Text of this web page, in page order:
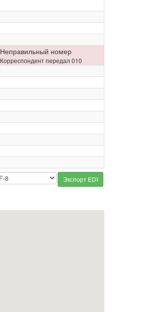
Неправильный номер
Корреспондент передал 010
Экспорт EDI